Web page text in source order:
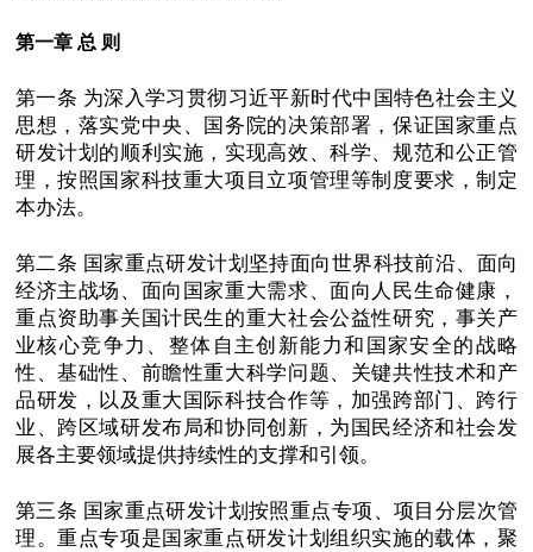
第一章 总 则
第一条 为深入学习贯彻习近平新时代中国特色社会主义
思想，落实党中央、国务院的决策部署，保证国家重点
研发计划的顺利实施，实现高效、科学、规范和公正管
理，按照国家科技重大项目立项管理等制度要求，制定
本办法。
第二条 国家重点研发计划坚持面向世界科技前沿、面向
经济主战场、面向国家重大需求、面向人民生命健康，
重点资助事关国计民生的重大社会公益性研究，事关产
业核心竞争力、整体自主创新能力和国家安全的战略
性、基础性、前瞻性重大科学问题、关键共性技术和产
品研发，以及重大国际科技合作等，加强跨部门、跨行
业、跨区域研发布局和协同创新，为国民经济和社会发
展各主要领域提供持续性的支撑和引领。
第三条 国家重点研发计划按照重点专项、项目分层次管
理。重点专项是国家重点研发计划组织实施的载体，聚